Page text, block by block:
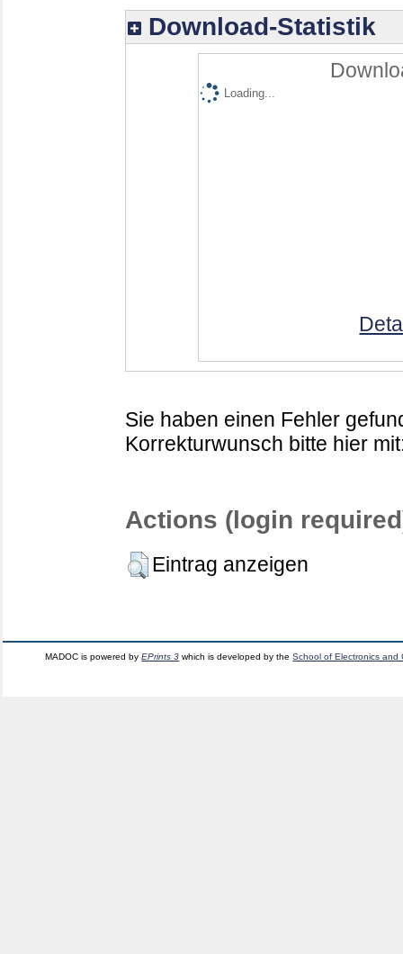
Download-Statistik
Loading...
Sie haben einen Fehler
Korrekturwunsch bitte hier
Actions (login
Eintrag anzeigen
MADOC is powered byEPrints 3 which is developed by theSchool of Electronics and